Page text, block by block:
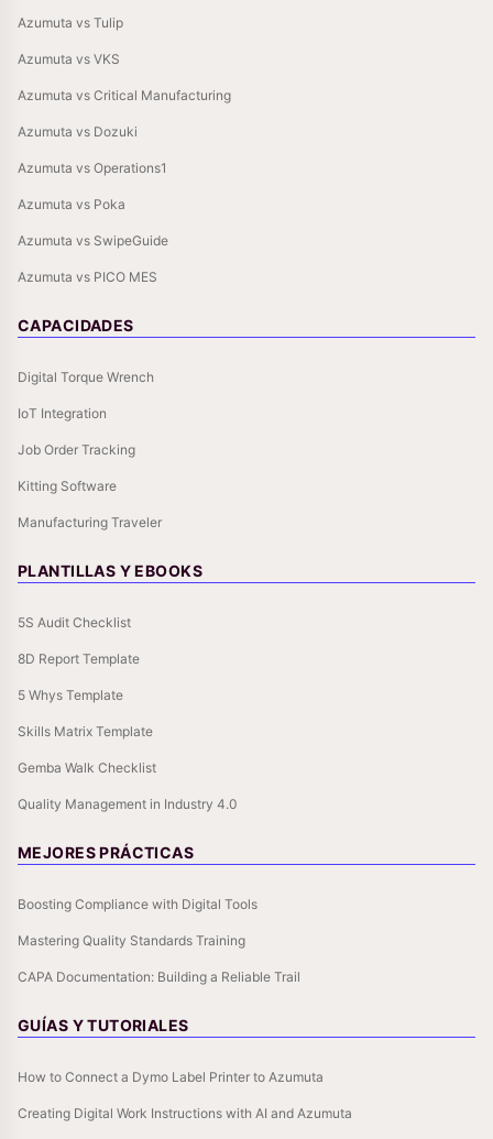
Azumuta vs Tulip
Azumuta vs VKS
Azumuta vs Critical Manufacturing
Azumuta vs Dozuki
Azumuta vs Operations1
Azumuta vs Poka
Azumuta vs SwipeGuide
Azumuta vs PICO MES
CAPACIDADES
Digital Torque Wrench
IoT Integration
Job Order Tracking
Kitting Software
Manufacturing Traveler
PLANTILLAS Y EBOOKS
5S Audit Checklist
8D Report Template
5 Whys Template
Skills Matrix Template
Gemba Walk Checklist
Quality Management in Industry 4.0
MEJORES PRÁCTICAS
Boosting Compliance with Digital Tools
Mastering Quality Standards Training
CAPA Documentation: Building a Reliable Trail
GUÍAS Y TUTORIALES
How to Connect a Dymo Label Printer to Azumuta
Creating Digital Work Instructions with AI and Azumuta